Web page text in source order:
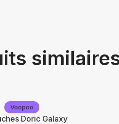
Voopoo
Doric Galaxy